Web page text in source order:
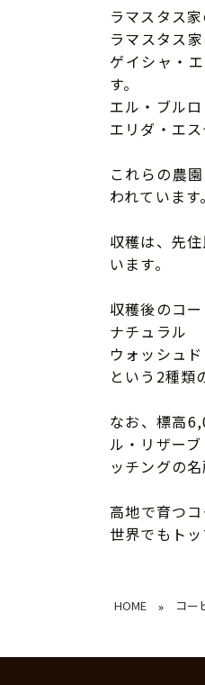
ラマスタス
ラマスタス
ゲイシャ・
す。
エル・ブル
エリダ・エ
これらの農
われています。
収穫は、先
います。
収穫後のコ
ナチュラル
ウォッシュド
という2種類
なお、標高
ル・リザー
ッチングの名
高地で育つ
世界でもト
HOME » コー